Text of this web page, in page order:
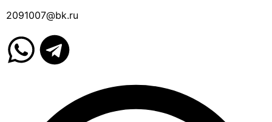
2091007@bk.ru